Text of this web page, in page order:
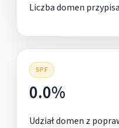
Liczba domen
SPF
0.0%
Udział domen z